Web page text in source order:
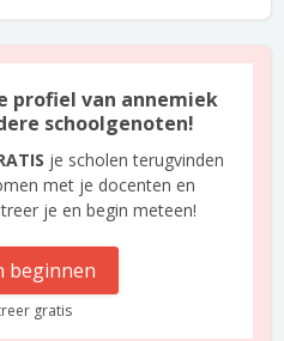
profiel van annemiek
schoolgenoten!
je scholen terugvinden
met je docenten en
je en begin meteen!
beginnen
gratis